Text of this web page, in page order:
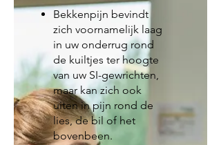
Bekkenpijn bevindt
zich voornamelijk laag
in uw onderrug rond
de kuiltjes ter hoogte
van uw SI-gewrichten,
maar kan zich ook
uiten in pijn rond de
lies, de bil of het
bovenbeen.